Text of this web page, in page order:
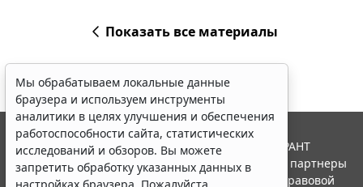
Показать все материалы
Мы обрабатываем локальные данные
браузера и используем инструменты
аналитики в целях улучшения и обеспечения
работоспособности сайта, статистических
исследований и обзоров. Вы можете
запретить обработку указанных данных в
© ООО "НПП "ГАРАНТ-СЕРВИС", 2026. Система ГАРАНТ
выпускается с 1990 года. Компания "Гарант" и ее партнеры
являются участниками Российской ассоциации правовой